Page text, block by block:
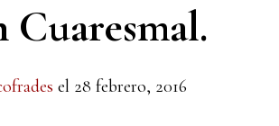
Cuaresmal.
el 28 febrero, 2016